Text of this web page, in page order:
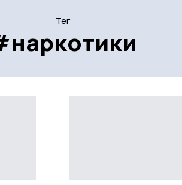
Тег